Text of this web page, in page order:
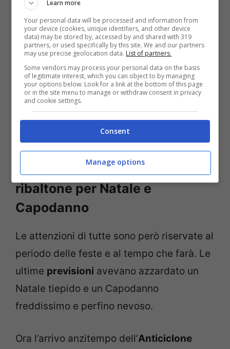
interne.
Insomma, per quanto saranno giornate un
po’ più miti grazie al maggior
irraggiamento solare, quando non ci sarà il
sole farà freddissimo.
dispersione termica e delle correnti fredde
Meteo prossimi giorni: nuovo
ribaltone per Natale e
Capodanno
Le attenzioni di tutte sono però riservate al
periodo delle feste e al tempo che farà. Le
ultime previsioni avevano azzardato un
Natale tiepido e un Capodanno
freddissimo e perfino nevoso.
Ora l’arrivo anzitempo dell’Anticiclone
Learn more
Your personal data will be processed and information from
your device (cookies, unique identifiers, and other device
data) may be stored by, accessed by and shared with 319
partners, or used specifically by this site. We and our partners
may use precise geolocation data. List of partners.
Some vendors may process your personal data on the basis
of legitimate interest, which you can object to by managing
your options below. Look for a link at the bottom of this page
or in the site menu to manage or withdraw consent in privacy
and cookie settings.
Consent
Manage options